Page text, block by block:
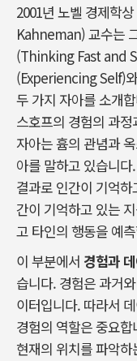
2001년 노벨 경제학
Kahneman) 교수는
(Thinking Fast and
(Experiencing Self)
두 가지 자아를 소개
스호프의 경험의 과
자아는 흄의 관념과
아를 말하고 있습니
결과로 인간이 기억
간이 기억하고 있는
고 타인의 행동을 예
이 부분에서 경험과
습니다. 경험은 과거
이터입니다. 따라서
경험의 역할은 중요
현재의 위치를 파악